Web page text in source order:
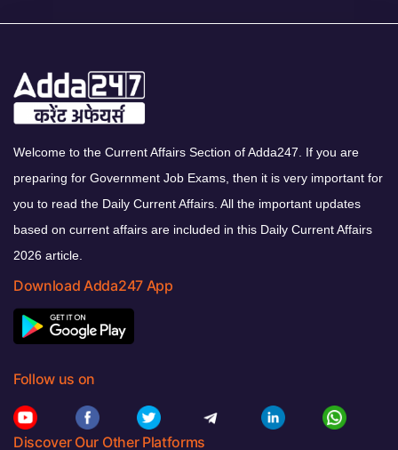
Welcome to the Current Affairs Section of Adda247. If you are
preparing for Government Job Exams, then it is very important for
you to read the Daily Current Affairs. All the important updates
based on current affairs are included in this Daily Current Affairs
2026 article.
Download Adda247 App
Follow us on
Discover Our Other Platforms